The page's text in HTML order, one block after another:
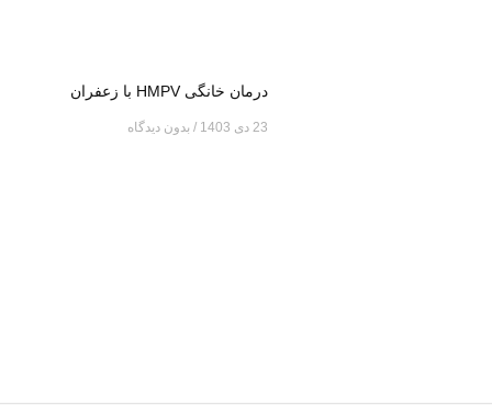
درمان خانگی HMPV با زعفران
23 دی 1403 بدون دیدگاه